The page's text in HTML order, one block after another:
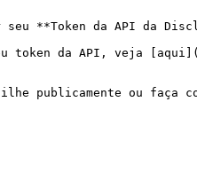
**Token da API da
token da API, veja
publicamente ou faça